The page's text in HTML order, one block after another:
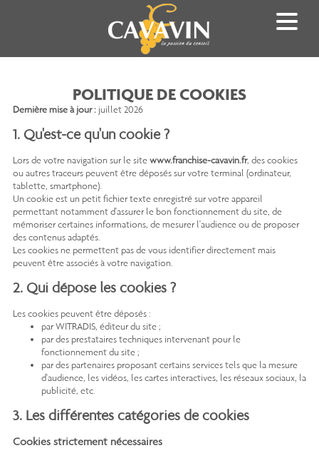
POLITIQUE DE COOKIES
Dernière mise à jour :juillet 2026
1. Qu'est-ce qu'un cookie ?
Lors de votre navigation sur le site www.franchise-cavavin.fr, des cookies
ou autres traceurs peuvent être déposés sur votre terminal (ordinateur,
tablette, smartphone).
Un cookie est un petit fichier texte enregistré sur votre appareil
permettant notamment d'assurer le bon fonctionnement du site, de
mémoriser certaines informations, de mesurer l'audience ou de proposer
des contenus adaptés.
Les cookies ne permettent pas de vous identifier directement mais
peuvent être associés à votre navigation.
2. Qui dépose les cookies ?
Les cookies peuvent être déposés :
par WITRADIS, éditeur du site ;
par des prestataires techniques intervenant pour le
fonctionnement du site ;
par des partenaires proposant certains services tels que la mesure
d'audience, les vidéos, les cartes interactives, les réseaux sociaux, la
publicité, etc.
3. Les différentes catégories de cookies
Cookies strictement nécessaires